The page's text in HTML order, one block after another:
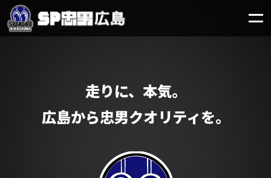
走りに、本気。
広島から忠男クオリティを。